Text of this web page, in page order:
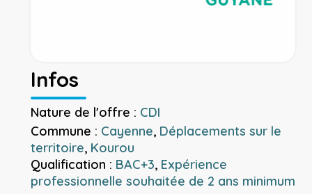
Infos
Nature de l'offre : CDI
Commune : Cayenne, Déplacements sur le
territoire, Kourou
Qualification : BAC+3, Expérience
professionnelle souhaitée de 2 ans minimum